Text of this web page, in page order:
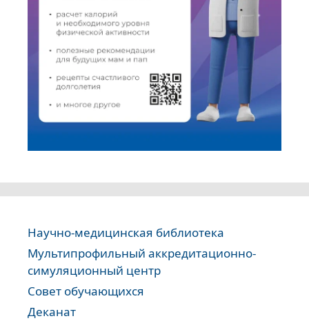
Научно-медицинская библиотека
Мультипрофильный аккредитационно-
симуляционный центр
Совет обучающихся
Деканат